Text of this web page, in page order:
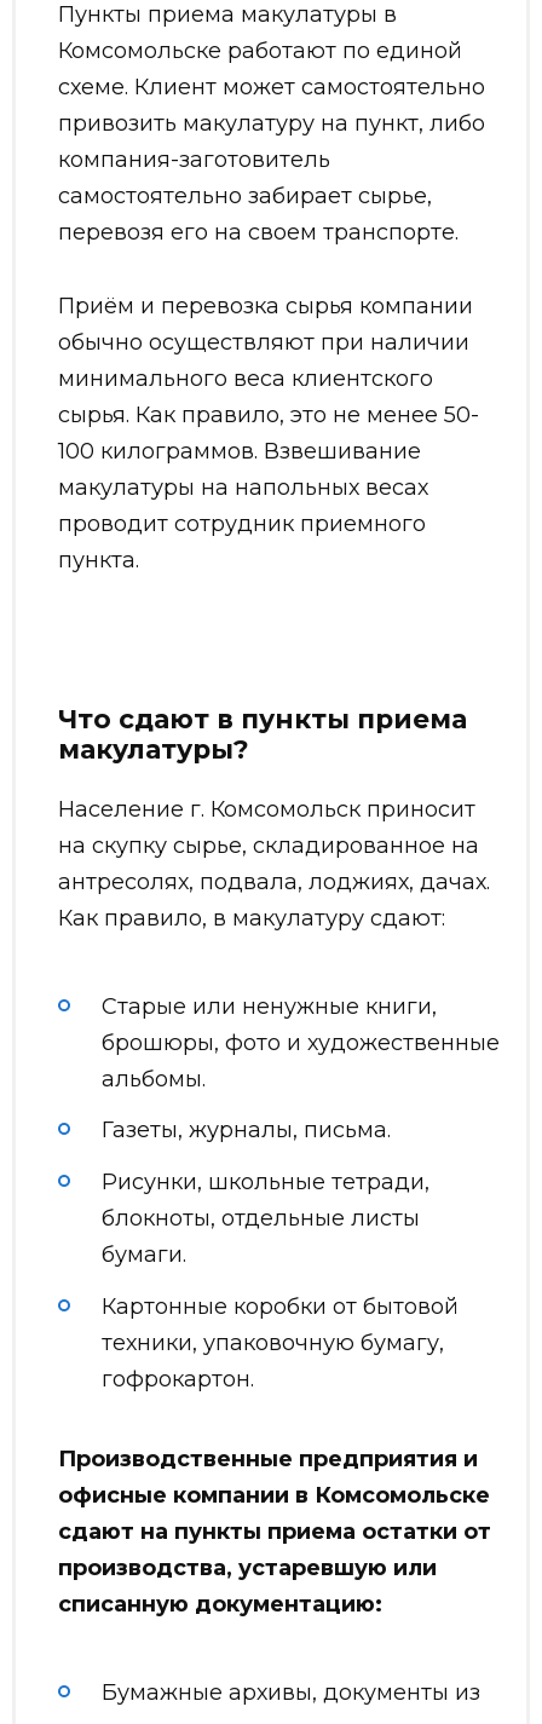
Пункты приема макулатуры в
Комсомольске работают по единой
схеме. Клиент может самостоятельно
привозить макулатуру на пункт, либо
компания-заготовитель
самостоятельно забирает сырье,
перевозя его на своем транспорте.
Приём и перевозка сырья компании
обычно осуществляют при наличии
минимального веса клиентского
сырья. Как правило, это не менее 50-
100 килограммов. Взвешивание
макулатуры на напольных весах
проводит сотрудник приемного
пункта.
Что сдают в пункты приема
макулатуры?
Население г. Комсомольск приносит
на скупку сырье, складированное на
антресолях, подвала, лоджиях, дачах.
Как правило, в макулатуру сдают:
Старые или ненужные книги,
брошюры, фото и художественные
альбомы.
Газеты, журналы, письма.
Рисунки, школьные тетради,
блокноты, отдельные листы
бумаги.
Картонные коробки от бытовой
техники, упаковочную бумагу,
гофрокартон.
Производственные предприятия и
офисные компании в Комсомольске
сдают на пункты приема остатки от
производства, устаревшую или
списанную документацию:
Бумажные архивы, документы из